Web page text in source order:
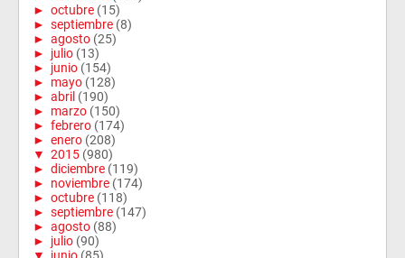
► octubre (15)
► septiembre (8)
► agosto (25)
► julio (13)
► junio (154)
► mayo (128)
► abril (190)
► marzo (150)
► febrero (174)
► enero (208)
▼ 2015 (980)
► diciembre (119)
► noviembre (174)
► octubre (118)
► septiembre (147)
► agosto (88)
► julio (90)